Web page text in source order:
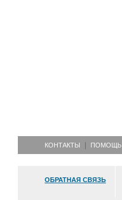
КОНТАКТЫ ПОМОЩЬ
ОБРАТНАЯ СВЯЗЬ